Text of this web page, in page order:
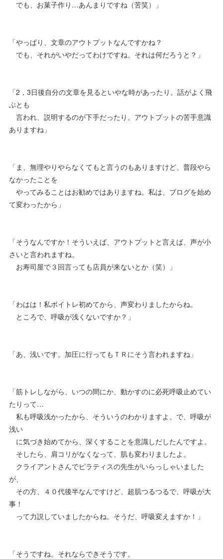
でも、お菓子作り…あんまりですね（苦笑）」
「やっぱり、文章のアウトプットなんですかね？
でも、それがいやだってわけですね。それは何だろうと？」
「2，3日後自分の文章を見るといやな時があったり。話がよく飛
ぶとも
言われ、説明するのが下手だったり。アウトプットの苦手意識
ありますね」
「ま、無理やりやらなくてもと言うのもありますけど、普段やら
なかったことを
やってみることはお勧めではありますね。私は、ブログを始め
て変わったから」
「そうなんですか！そういえば、アウトプットと言えば、声が小
さいと言われますね。
お寿司屋で３回言っても店員が来ないとか（笑）」
「わはは！私ボイトレ初めてから、声変わりましたからね。
ところで、呼吸が浅くないですか？」
「あ、浅いです。加圧に行ってもＴＲにそう言われますね」
「筋トレしながら、いつの間にか、動かすのに必死呼吸止めてい
たりって…
私も呼吸浅かったから、そういうのわかりますよ。で、呼吸が
浅い
に気づき始めてから、深くすることを意識しだしたんですよ。
そしたら、肩コリがなくなって、肌も変わりましたよ。
クライアントさんでピラティスの先生がいらっしゃいました
が、
その方、４０代後半なんですけど、超肌つるつるで、呼吸が大
事！
って力説していましたからね。そうだ、呼吸変えますか！」
「そうですね。それならできそうです。